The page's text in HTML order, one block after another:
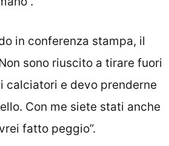
in conferenza stampa, il
sono riuscito a tirare fuori
calciatori e devo prenderne
Con me siete stati anche
fatto peggio”.